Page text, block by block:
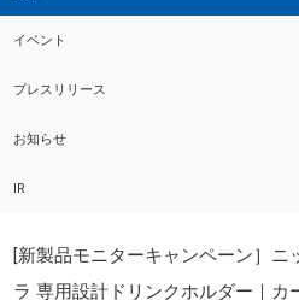
イベント
プレスリリース
お知らせ
IR
[新製品モニターキャンペーン］
ラ 専用設計ドリンクホルダー｜カ